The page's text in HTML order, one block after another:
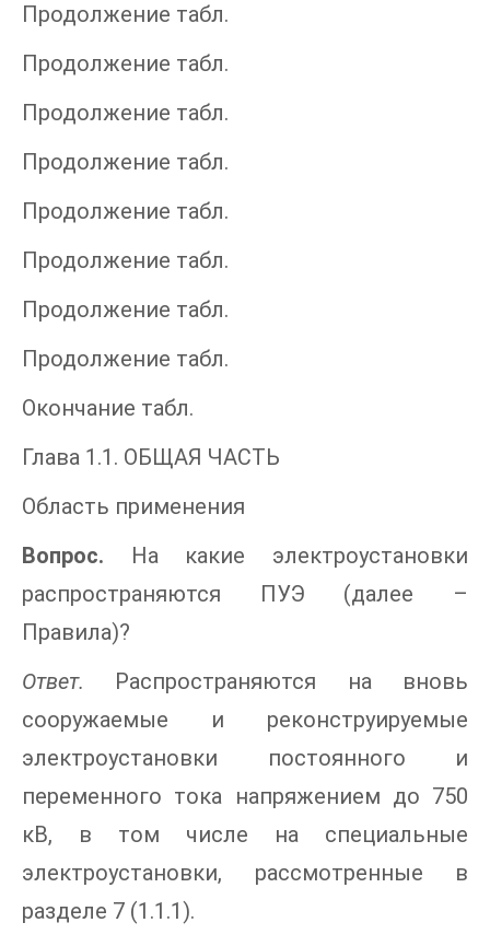
Продолжение табл.
Продолжение табл.
Продолжение табл.
Продолжение табл.
Продолжение табл.
Продолжение табл.
Продолжение табл.
Продолжение табл.
Окончание табл.
Глава 1.1. ОБЩАЯ ЧАСТЬ
Область применения
Вопрос. На какие электроустановки
распространяются ПУЭ (далее –
Правила)?
Ответ. Распространяются на вновь
сооружаемые и реконструируемые
электроустановки постоянного и
переменного тока напряжением до 750
кВ, в том числе на специальные
электроустановки, рассмотренные в
разделе 7 (1.1.1).